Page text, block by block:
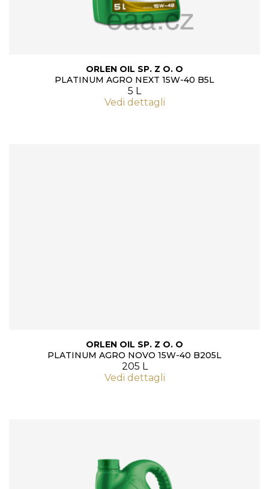
ORLEN OIL SP. Z O. O
PLATINUM AGRO NEXT 15W-40 B5L
5 L
Vedi dettagli
ORLEN OIL SP. Z O. O
PLATINUM AGRO NOVO 15W-40 B205L
205 L
Vedi dettagli